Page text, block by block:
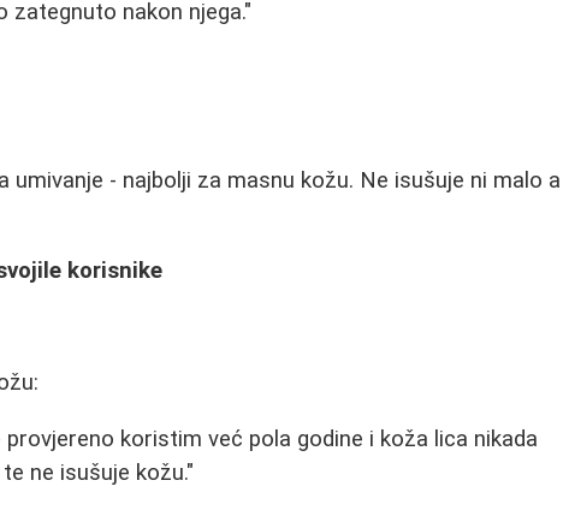
zategnuto nakon njega."
umivanje - najbolji za masnu kožu. Ne isušuje ni malo a
korisnike
provjereno koristim već pola godine i koža lica nikada
ne isušuje kožu."